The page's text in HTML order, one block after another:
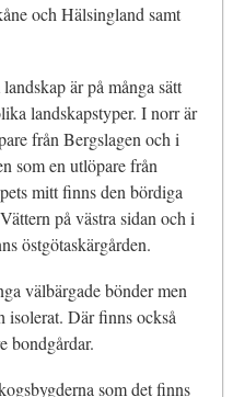
och Hälsingland samt
är på många sätt
landskapstyper. I norr är
från Bergslagen och i
som en utlöpare från
mitt finns den bördiga
på västra sidan och i
östgötaskärgården.
välbärgade bönder men
isolerat. Där finns också
bondgårdar.
som det finns